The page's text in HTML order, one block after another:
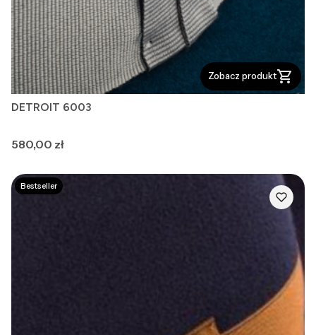
Zobacz produkt
DETROIT 6003
Cena
580,00 zł
Bestseller